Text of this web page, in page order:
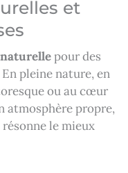
et
pour des
En pleine nature, en
ou au cœur
atmosphère propre,
le mieux